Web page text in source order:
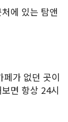
에 있는 탐앤
가 없던 곳이
면 항상 24시